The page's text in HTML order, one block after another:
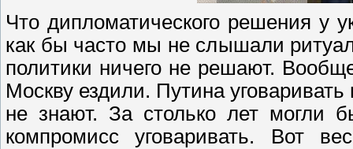
Что дипломатического решения у
как бы часто мы не слышали
политики ничего не решают.
Москву ездили. Путина
не знают. За столько лет могли
компромисс уговаривать. Вот